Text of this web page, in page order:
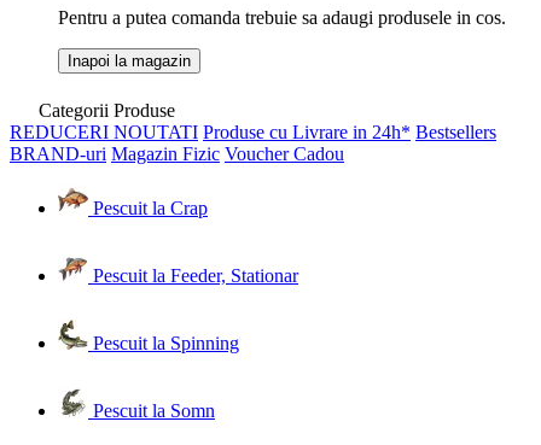
Pentru a putea comanda trebuie sa adaugi produsele in cos.
Inapoi la magazin
Categorii Produse
REDUCERI NOUTATI Produse cu Livrare in 24h* Bestsellers
BRAND-uri Magazin Fizic Voucher Cadou
Pescuit la Crap
Pescuit la Feeder, Stationar
Pescuit la Spinning
Pescuit la Somn